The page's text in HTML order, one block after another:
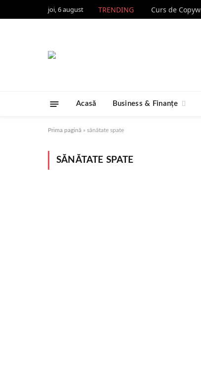
joi, 6 august TRENDING
Acasă Business & Finanțe
Prima pagină » sănătate spate
SĂNĂTATE SPATE